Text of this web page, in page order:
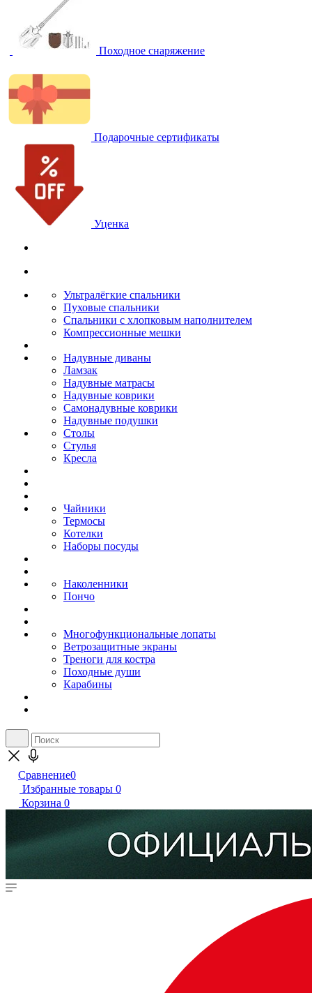
Походное снаряжение
Подарочные сертификаты
Уценка
Ультралёгкие спальники
Пуховые спальники
Спальники с хлопковым наполнителем
Компрессионные мешки
Надувные диваны
Ламзак
Надувные матрасы
Надувные коврики
Самонадувные коврики
Надувные подушки
Столы
Стулья
Кресла
Чайники
Термосы
Котелки
Наборы посуды
Наколенники
Пончо
Многофункциональные лопаты
Ветрозащитные экраны
Треноги для костра
Походные души
Карабины
Сравнение0
Избранные товары 0
Корзина 0